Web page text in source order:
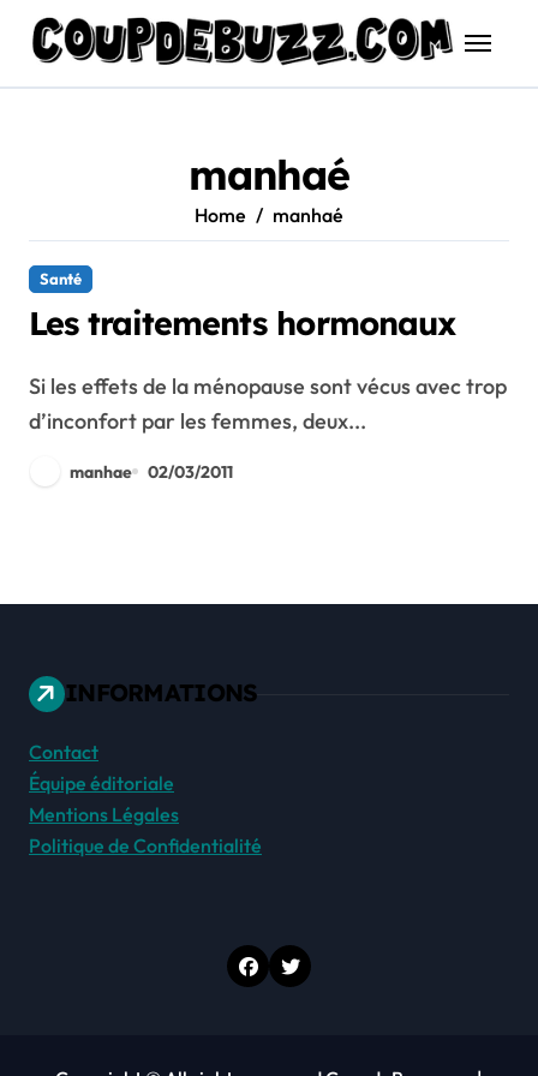
content
manhaé
Home manhaé
Santé
Les traitements hormonaux
Si les effets de la ménopause sont vécus avec trop
d’inconfort par les femmes, deux...
manhae 02/03/2011
INFORMATIONS
Contact
Équipe éditoriale
Mentions Légales
Politique de Confidentialité